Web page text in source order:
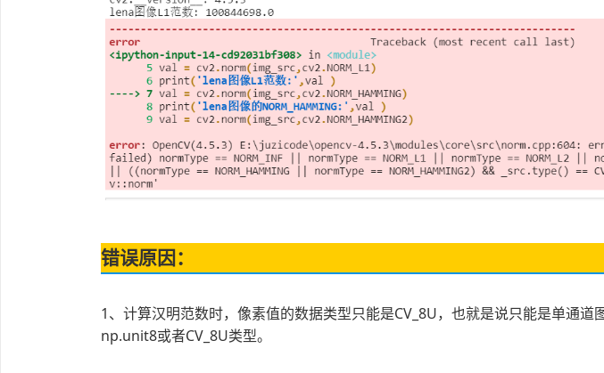
错误原因：
1、计算汉明范数时，像素值的数据类型只能是CV_8U，也就是说只能是单通道
np.unit8或者CV_8U类型。